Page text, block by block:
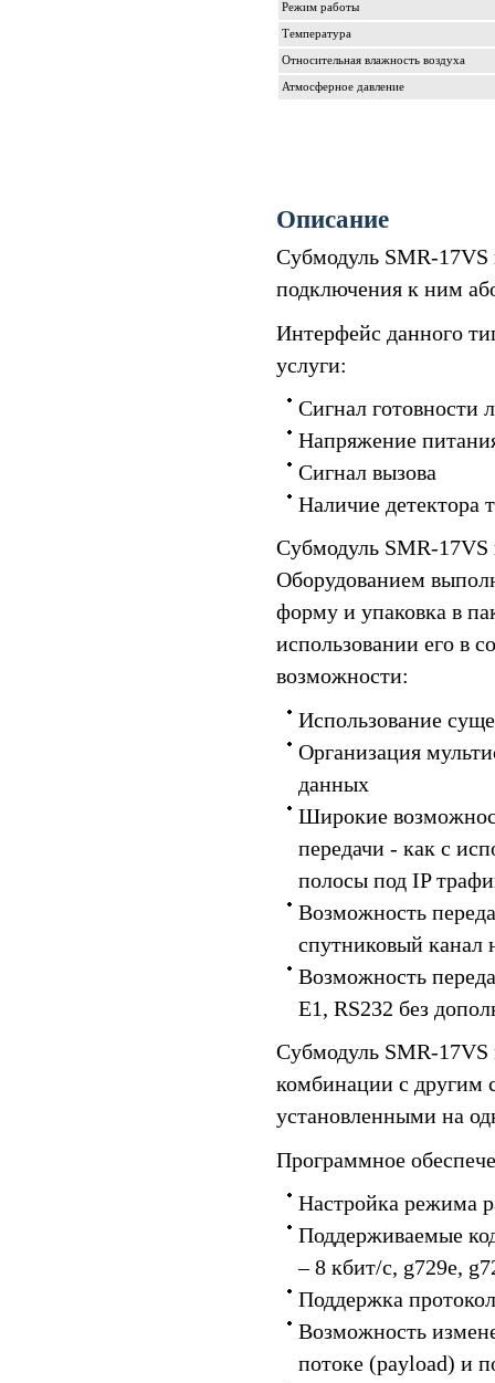
Режим работы
Температура
Относительная влажность воздуха
Атмосферное давление
Описание
Субмодуль SMR-17VS
подключения к ним
Интерфейс данного
услуги:
Сигнал готовности
Напряжение
Сигнал вызова
Наличие детектора
Субмодуль SMR-17VS
Оборудованием
форму и упаковка в
использовании его в
возможности:
Использование
Организация
данных
Широкие
передачи - как с
полосы под IP
Возможность
спутниковый канал
Возможность
E1, RS232 без
Субмодуль SMR-17VS
комбинации с другим
установленными на
Программное
Настройка режима
Поддерживаемые
– 8 кбит/c, g729e,
Поддержка
Возможность
потоке (payload) и